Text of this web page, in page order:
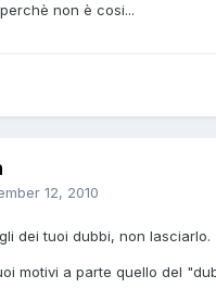
non è cosi...
12, 2010
dei tuoi dubbi, non lasciarlo.
motivi a parte quello del